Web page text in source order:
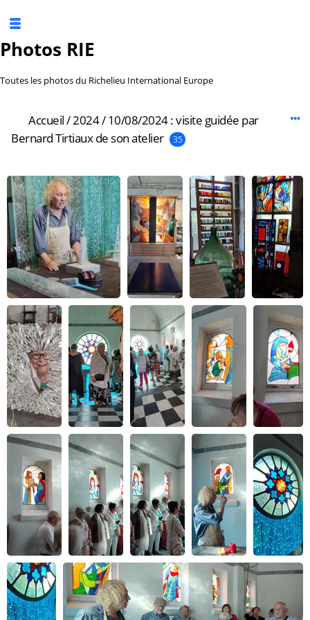
Photos RIE
Toutes les photos du Richelieu International Europe
Accueil/2024/10/08/2024 : visite guidée par
Bernard Tirtiaux de son atelier
35